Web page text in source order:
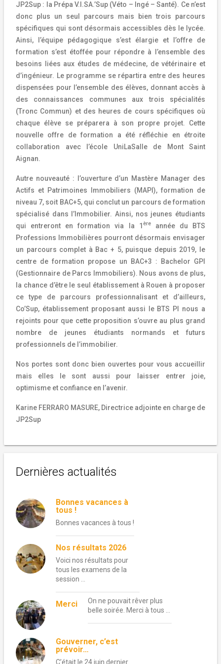
JP2Sup : la Prépa V.I.SA.’Sup (Véto – Ingé – Santé). Ce n’est
donc plus un seul parcours mais bien trois parcours
spécifiques qui sont désormais accessibles dès le lycée.
Ainsi, l’équipe pédagogique s’est élargie et l’offre de
formation s’est étoffée pour répondre à l’ensemble des
besoins liées aux études de médecine, de vétérinaire et
d’ingénieur. Le programme se répartira entre des heures
dispensées pour l’ensemble des élèves, donnant accès à
des connaissances communes aux trois spécialités
(Tronc Commun) et des heures de cours spécifiques où
chaque élève se préparera à son propre projet. Cette
nouvelle offre de formation a été réfléchie en étroite
collaboration avec l’école UniLaSalle de Mont Saint
Aignan.
Autre nouveauté : l’ouverture d’un Mastère Manager des
Actifs et Patrimoines Immobiliers (MAPI), formation de
niveau 7, soit BAC+5, qui conclut un parcours de formation
spécialisé dans l’Immobilier. Ainsi, nos jeunes étudiants
qui entreront en formation via la 1 èreannée du BTS
Professions Immobilières pourront désormais envisager
un parcours complet à Bac + 5, puisque depuis 2019, le
centre de formation propose un BAC+3 : Bachelor GPI
(Gestionnaire de Parcs Immobiliers). Nous avons de plus,
la chance d’être le seul établissement à Rouen à proposer
ce type de parcours professionnalisant et d’ailleurs,
Co’Sup, établissement proposant aussi le BTS PI nous a
rejoints pour que cette proposition s’ouvre au plus grand
nombre de jeunes étudiants normands et futurs
professionnels de l’immobilier.
Nos portes sont donc bien ouvertes pour vous accueillir
mais elles le sont aussi pour laisser entrer joie,
optimisme et confiance en l’avenir.
Karine FERRARO MASURE, Directrice adjointe en charge de
JP2Sup
Dernières actualités
Bonnes vacances à
tous !
Bonnes vacances à tous !
Nos résultats 2026
Voici nos résultats pour
tous les examens de la
session …
Merci
On ne pouvait rêver plus
belle soirée. Merci à tous …
Gouverner, c’est
prévoir…
C’était le 24 juin dernier.